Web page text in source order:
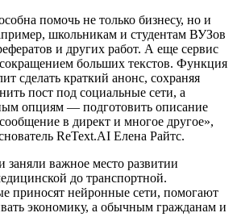
помочь не только бизнесу, но и
школьникам и студентам ВУЗов
и других работ. А еще сервис
больших текстов. Функция
сделать краткий анонс, сохраняя
пост под социальные сети, а
опциям — подготовить описание
в директ и многое другое»,
ReText.AI Елена Райтс.
заняли важное место развитии
до транспортной.
приносят нейронные сети, помогают
экономику, а обычным гражданам и